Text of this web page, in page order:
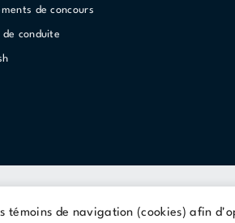
témoins de navigation (cookies) afin
de concours
de conduite
Cominar